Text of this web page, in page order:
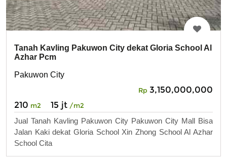
Tanah Kavling Pakuwon City dekat Gloria School Al
Azhar Pcm
Pakuwon City
Rp 3,150,000,000
210 m2 15 jt /m2
Jual Tanah Kavling Pakuwon City Pakuwon City Mall Bisa
Jalan Kaki dekat Gloria School Xin Zhong School Al Azhar
School Cita